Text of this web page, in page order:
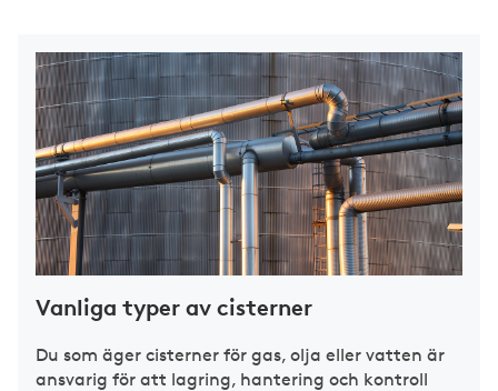
Vanliga typer av cisterner
Du som äger cisterner för gas, olja eller vatten är
ansvarig för att lagring, hantering och kontroll